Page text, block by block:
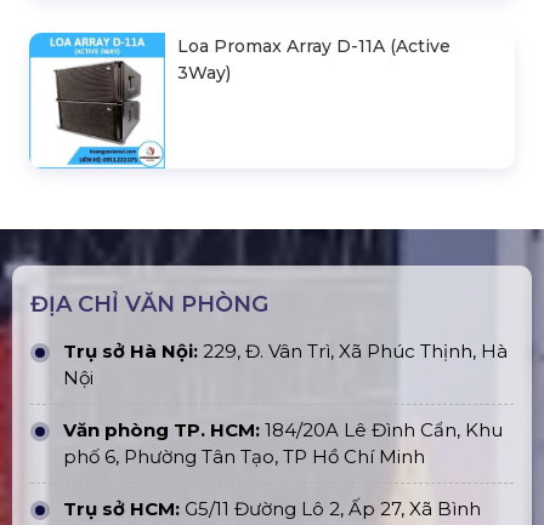
Loa Promax Array D-11A (Active
3Way)
ĐỊA CHỈ VĂN PHÒNG
Trụ sở Hà Nội: 229, Đ. Vân Trì, Xã Phúc Thịnh, Hà
Nội
Văn phòng TP. HCM: 184/20A Lê Đình Cẩn, Khu
phố 6, Phường Tân Tạo, TP Hồ Chí Minh
Trụ sở HCM: G5/11 Đường Lô 2, Ấp 27, Xã Bình